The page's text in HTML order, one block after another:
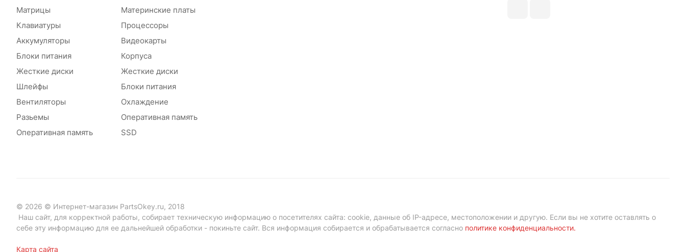
Матрицы
Клавиатуры
Аккумуляторы
Блоки питания
Жесткие диски
Шлейфы
Вентиляторы
Разьемы
Оперативная память
Материнские платы
Процессоры
Видеокарты
Корпуса
Жесткие диски
Блоки питания
Охлаждение
Оперативная память
SSD
© 2026 © Интернет-магазин PartsOkey.ru, 2018
Наш сайт, для корректной работы, собирает техническую информацию о посетителях сайта: cookie, данные об IP-адресе, местоположении и другую. Если вы не хотите оставлять о
себе эту информацию для ее дальнейшей обработки - покиньте сайт. Вся информация собирается и обрабатывается согласно политике конфиденциальности.
Карта сайта